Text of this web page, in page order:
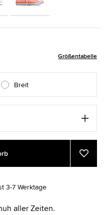
Größentabelle
Breit
Zu
3-7 Werktage
aller Zeiten.